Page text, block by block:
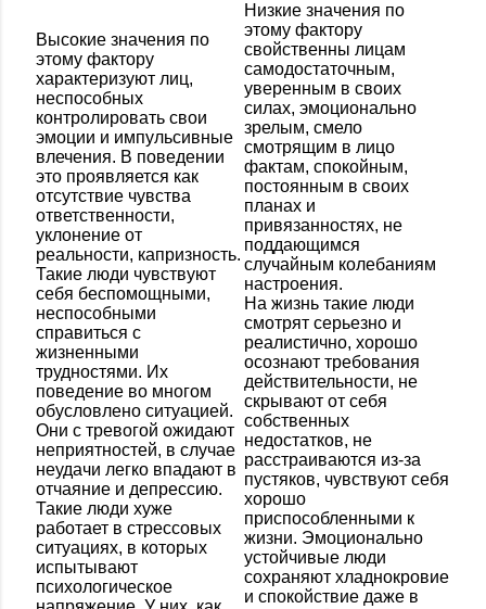
Высокие значения по
этому фактору
характеризуют лиц,
неспособных
контролировать свои
эмоции и импульсивные
влечения. В поведении
это проявляется как
отсутствие чувства
ответственности,
уклонение от
реальности, капризность.
Такие люди чувствуют
себя беспомощными,
неспособными
справиться с
жизненными
трудностями. Их
поведение во многом
обусловлено ситуацией.
Они с тревогой ожидают
неприятностей, в случае
неудачи легко впадают в
отчаяние и депрессию.
Такие люди хуже
работает в стрессовых
ситуациях, в которых
испытывают
психологическое
Низкие значения по
этому фактору
свойственны лицам
самодостаточным,
уверенным в своих
силах, эмоционально
зрелым, смело
смотрящим в лицо
фактам, спокойным,
постоянным в своих
планах и
привязанностях, не
поддающимся
случайным колебаниям
настроения.
На жизнь такие люди
смотрят серьезно и
реалистично, хорошо
осознают требования
действительности, не
скрывают от себя
собственных
недостатков, не
расстраиваются из-за
пустяков, чувствуют себя
хорошо
приспособленными к
жизни. Эмоционально
устойчивые люди
сохраняют хладнокровие
и спокойствие даже в